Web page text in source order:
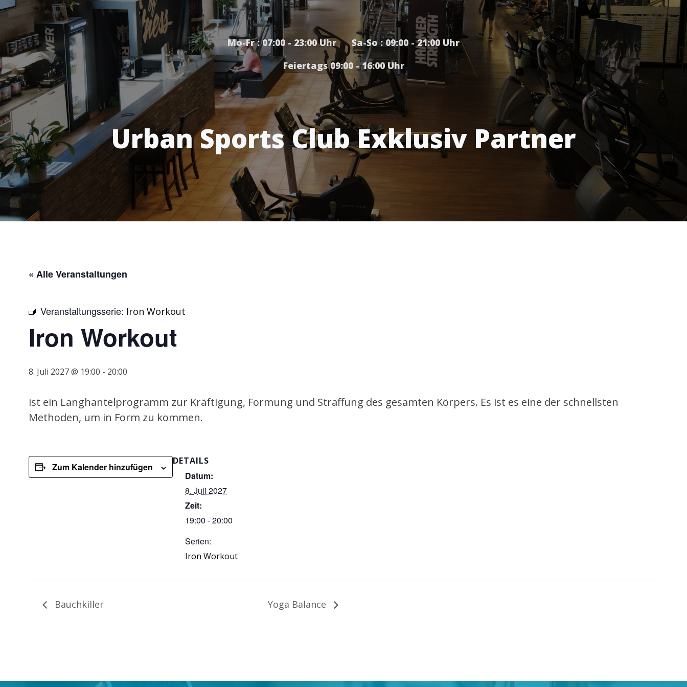
Mo-Fr : 07:00 - 23:00 Uhr Sa-So : 09:00 - 21:00 Uhr
Feiertags 09:00 - 16:00 Uhr
Urban Sports Club Exklusiv Partner
« Alle Veranstaltungen
Veranstaltungsserie: Iron Workout
Iron Workout
8. Juli 2027 @ 19:00 - 20:00
ist ein Langhantelprogramm zur Kräftigung, Formung und Straffung des gesamten Körpers. Es ist es eine der schnellsten
Methoden, um in Form zu kommen.
Zum Kalender hinzufügen
DETAILS
Datum:
8. Juli 2027
Zeit:
19:00 - 20:00
Serien:
Iron Workout
Bauchkiller Yoga Balance